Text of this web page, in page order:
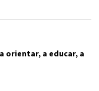
orientar, a educar, a